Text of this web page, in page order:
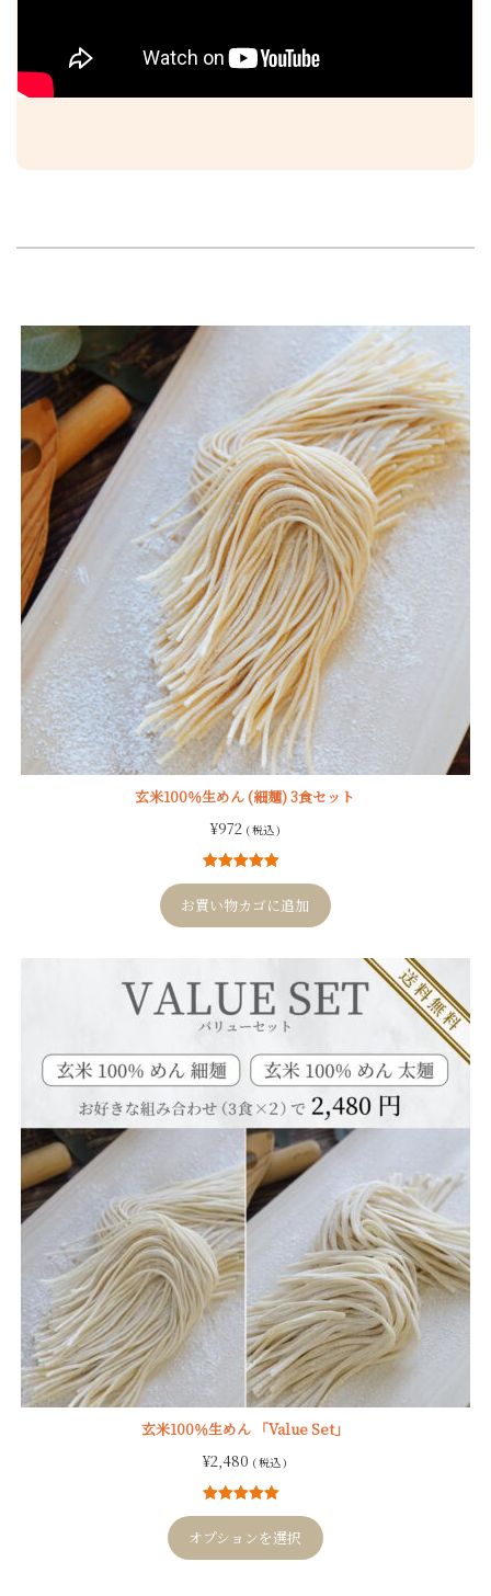
玄米100％生めん (細麺) 3食セット
¥972 ( 税込 )
8
件の利用者
評価に基づ
く5段階評価
のうち、
お買い物カゴに追加
玄米100％生めん 「Value Set」
¥2,480 ( 税込 )
6
件の利用者
評価に基づ
く5段階評価
のうち、
オプションを選択